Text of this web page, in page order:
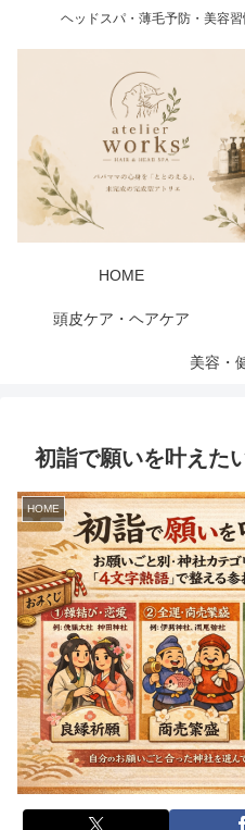
ヘッドスパ・薄毛予防・美容
HOME
頭皮ケア・ヘアケア
美容・
初詣で願いを叶えた
HOME